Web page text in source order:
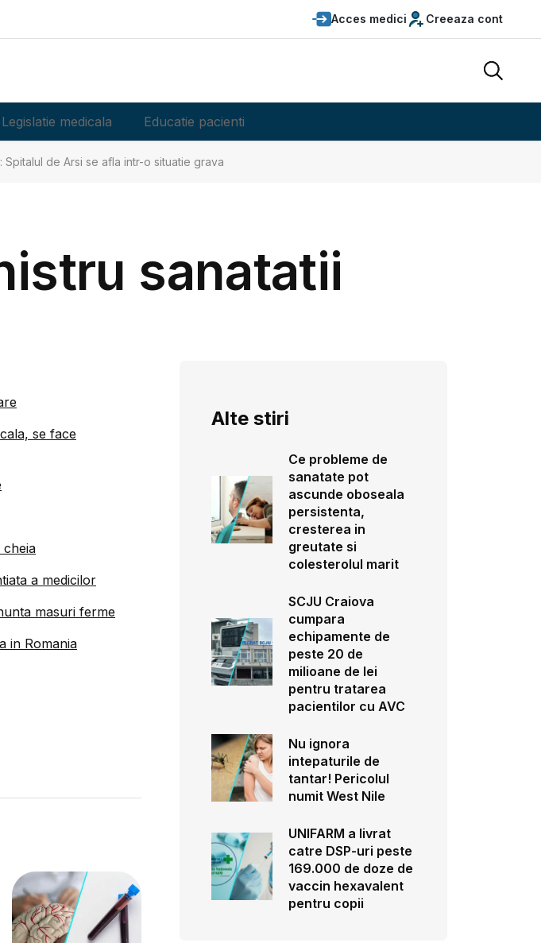
Acces medici Creeaza cont
Legislatie medicala Educatie pacienti
Spitalul de Arsi se afla intr-o situatie grava
sanatatii
se face
cheia
a medicilor
masuri ferme
in Romania
Alte stiri
Ce probleme de
sanatate pot
ascunde oboseala
persistenta,
cresterea in
greutate si
colesterolul marit
SCJU Craiova
cumpara
echipamente de
peste 20 de
milioane de lei
pentru tratarea
pacientilor cu AVC
Nu ignora
intepaturile de
tantar! Pericolul
numit West Nile
UNIFARM a livrat
catre DSP-uri peste
169.000 de doze de
vaccin hexavalent
pentru copii